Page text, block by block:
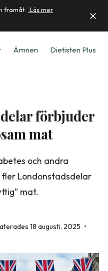
framåt. Läs mer
Ämnen Dietisten Plus
förbjuder
mat
och andra
Londonstadsdelar
mat.
18 augusti, 2025 •